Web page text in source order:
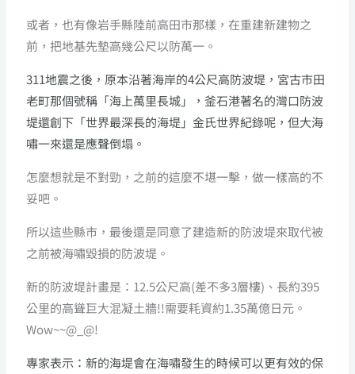
或者，也有像岩手縣陸前高田市那樣，在重建新建物之
前，把地基先墊高幾公尺以防萬一。
311地震之後，原本沿著海岸的4公尺高防波堤，宮古市田
老町那個號稱「海上萬里長城」，釜石港著名的灣口防波
堤還創下「世界最深長的海堤」金氏世界紀錄呢，但大海
嘯一來還是應聲倒塌。
怎麼想就是不對勁，之前的這麼不堪一擊，做一樣高的不
妥吧。
所以這些縣市，最後還是同意了建造新的防波堤來取代被
之前被海嘯毀損的防波堤。
新的防波堤計畫是：12.5公尺高(差不多3層樓)、長約395
公里的高聳巨大混凝土牆!!需要耗資約1.35萬億日元。
Wow~~@_@!
專家表示：新的海堤會在海嘯發生的時候可以更有效的保